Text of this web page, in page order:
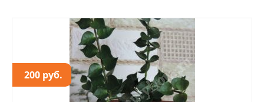
200 руб.